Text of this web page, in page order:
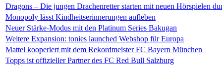
Dragons – Die jungen Drachenretter starten mit neuen Hörspielen
Monopoly lässt Kindheitserinnerungen aufleben
Neuer Stärke-Modus mit den Platinum Series Bakugan
Weitere Expansion: tonies launched Webshop für Europa
Mattel kooperiert mit dem Rekordmeister FC Bayern München
Topps ist offizieller Partner des FC Red Bull Salzburg